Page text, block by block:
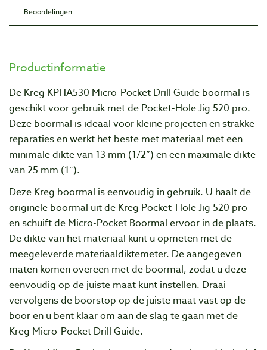
Beoordelingen
Productinformatie
De Kreg KPHA530 Micro-Pocket Drill Guide boormal is
geschikt voor gebruik met de Pocket-Hole Jig 520 pro.
Deze boormal is ideaal voor kleine projecten en strakke
reparaties en werkt het beste met materiaal met een
minimale dikte van 13 mm (1/2”) en een maximale dikte
van 25 mm (1”).
Deze Kreg boormal is eenvoudig in gebruik. U haalt de
originele boormal uit de Kreg Pocket-Hole Jig 520 pro
en schuift de Micro-Pocket Boormal ervoor in de plaats.
De dikte van het materiaal kunt u opmeten met de
meegeleverde materiaaldiktemeter. De aangegeven
maten komen overeen met de boormal, zodat u deze
eenvoudig op de juiste maat kunt instellen. Draai
vervolgens de boorstop op de juiste maat vast op de
boor en u bent klaar om aan de slag te gaan met de
Kreg Micro-Pocket Drill Guide.